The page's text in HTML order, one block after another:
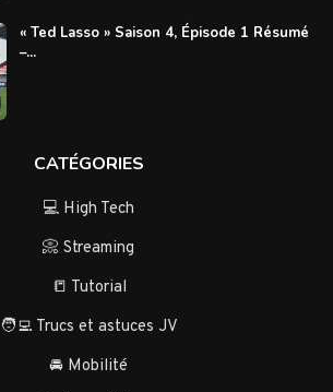
« Ted Lasso » Saison 4, Épisode 1 Résumé
–...
CATÉGORIES
💻 High Tech
📀 Streaming
📒 Tutorial
🧑‍💻 Trucs et astuces JV
🚘 Mobilité